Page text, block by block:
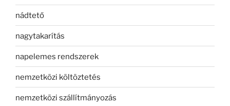
nádtető
nagytakarítás
napelemes rendszerek
nemzetközi költöztetés
nemzetközi szállítmányozás